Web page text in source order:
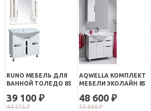
RUNO МЕБЕЛЬ ДЛЯ
ВАННОЙ ТОЛЕДО 85
39 100 ₽
44 375₽
AQWELLA КОМПЛЕКТ
МЕБЕЛИ ЭКОЛАЙН 85
48 600 ₽
55 890₽